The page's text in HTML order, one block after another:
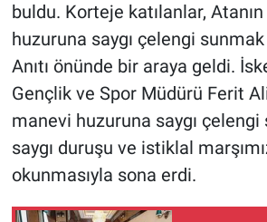
buldu. Korteje katılanlar,
huzuruna saygı çelengi
Anıtı önünde bir araya geldi.
Gençlik ve Spor Müdürü Ferit
manevi huzuruna saygı çelengi
saygı duruşu ve istiklal
okunmasıyla sona erdi.